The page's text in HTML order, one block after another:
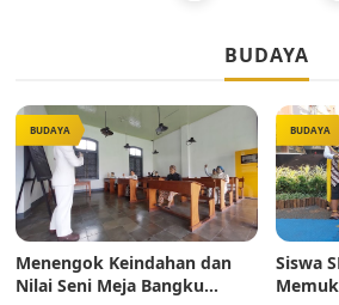
BUDAYA
BUDAYA
Menengok Keindahan dan
Nilai Seni Meja Bangku
BUDAYA
Siswa